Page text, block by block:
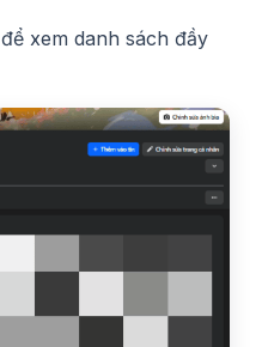
để xem danh sách đầy